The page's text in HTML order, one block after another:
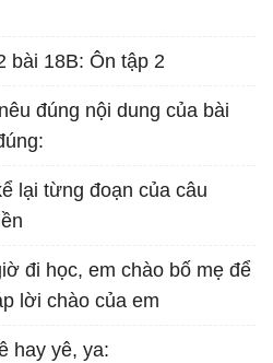
bài 18B: Ôn tập 2
đúng nội dung của bài
lại từng đoạn của câu
đi học, em chào bố mẹ để
lời chào của em
hay yê, ya: